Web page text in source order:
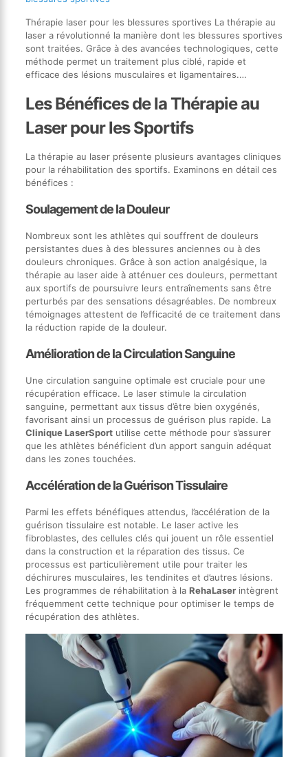
Thérapie laser pour les blessures sportives La thérapie au
laser a révolutionné la manière dont les blessures sportives
sont traitées. Grâce à des avancées technologiques, cette
méthode permet un traitement plus ciblé, rapide et
efficace des lésions musculaires et ligamentaires.…
Les Bénéfices de la Thérapie au
Laser pour les Sportifs
La thérapie au laser présente plusieurs avantages cliniques
pour la réhabilitation des sportifs. Examinons en détail ces
bénéfices :
Soulagement de la Douleur
Nombreux sont les athlètes qui souffrent de douleurs
persistantes dues à des blessures anciennes ou à des
douleurs chroniques. Grâce à son action analgésique, la
thérapie au laser aide à atténuer ces douleurs, permettant
aux sportifs de poursuivre leurs entraînements sans être
perturbés par des sensations désagréables. De nombreux
témoignages attestent de l’efficacité de ce traitement dans
la réduction rapide de la douleur.
Amélioration de la Circulation Sanguine
Une circulation sanguine optimale est cruciale pour une
récupération efficace. Le laser stimule la circulation
sanguine, permettant aux tissus d’être bien oxygénés,
favorisant ainsi un processus de guérison plus rapide. La
Clinique LaserSportutilise cette méthode pour s’assurer
que les athlètes bénéficient d’un apport sanguin adéquat
dans les zones touchées.
Accélération de la Guérison Tissulaire
Parmi les effets bénéfiques attendus, l’accélération de la
guérison tissulaire est notable. Le laser active les
fibroblastes, des cellules clés qui jouent un rôle essentiel
dans la construction et la réparation des tissus. Ce
processus est particulièrement utile pour traiter les
déchirures musculaires, les tendinites et d’autres lésions.
Les programmes de réhabilitation à la RehaLaserintègrent
fréquemment cette technique pour optimiser le temps de
récupération des athlètes.